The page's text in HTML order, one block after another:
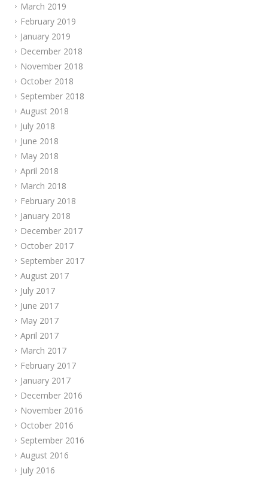
March 2019
February 2019
January 2019
December 2018
November 2018
October 2018
September 2018
August 2018
July 2018
June 2018
May 2018
April 2018
March 2018
February 2018
January 2018
December 2017
October 2017
September 2017
August 2017
July 2017
June 2017
May 2017
April 2017
March 2017
February 2017
January 2017
December 2016
November 2016
October 2016
September 2016
August 2016
July 2016